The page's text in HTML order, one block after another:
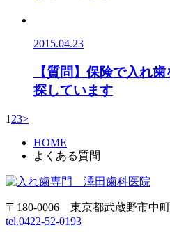
2015.04.23
【質問】保険で入れ
探しています
1 23>
HOME
よくある質問
〒180-0006 東京都武蔵野市中
tel.0422-52-0193